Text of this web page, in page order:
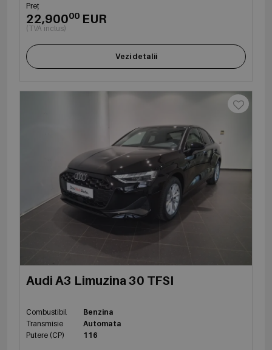
Preț
22,90000 EUR
(TVA inclus)
Vezi detalii
Audi A3 Limuzina 30 TFSI
Combustibil
Benzina
Transmisie
Automata
Putere (CP)
116